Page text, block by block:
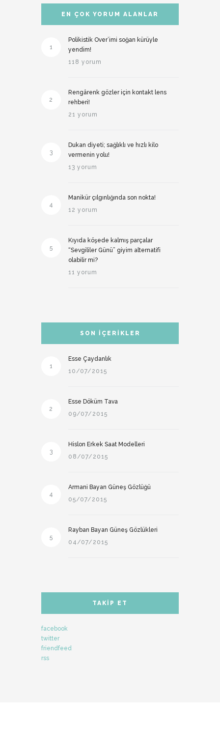
EN ÇOK YORUM ALANLAR
1
Polikistik Over’imi soğan kürüyle
yendim!
118 yorum
2
Rengârenk gözler için kontakt lens
rehberi!
21 yorum
3
Dukan diyeti; sağlıklı ve hızlı kilo
vermenin yolu!
13 yorum
4
Manikür çılgınlığında son nokta!
12 yorum
5
Kıyıda köşede kalmış parçalar
“Sevgililer Günü” giyim alternatifi
olabilir mi?
11 yorum
SON İÇERIKLER
1
Esse Çaydanlık
10/07/2015
2
Esse Döküm Tava
09/07/2015
3
Hislon Erkek Saat Modelleri
08/07/2015
4
Armani Bayan Güneş Gözlüğü
05/07/2015
5
Rayban Bayan Güneş Gözlükleri
04/07/2015
TAKIP ET
facebook
twitter
friendfeed
rss